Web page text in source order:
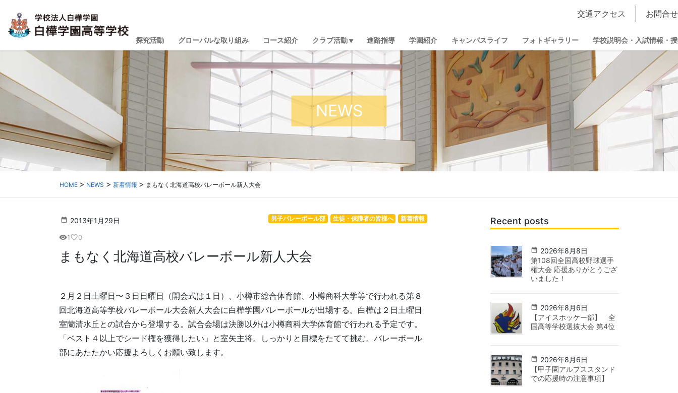
交通アクセス お問合せ
探究活動 グローバルな取り組み コース紹介 クラブ活動 進路指導 学園紹介 キャンパスライフ フォトギャラリー 学校説明会・入試情報・
NEWS
HOME NEWS 新着情報 まもなく北海道高校バレーボール新人大会
2013年1月29日 新着情報
生徒・保護者の皆様へ
男子バレーボール部
visibility1favorite_border0
まもなく北海道高校バレーボール新人大会
２月２日土曜日〜３日日曜日（開会式は１日）、小樽市総合体育館、小樽商科大学等で行われる第８
回北海道高等学校バレーボール大会新人大会に白樺学園バレーボールが出場する。白樺は２日土曜日
室蘭清水丘との試合から登場する。試合会場は決勝以外は小樽商科大学体育館で行われる予定です。
「ベスト４以上でシード権を獲得したい」と室矢主将。しっかりと目標をたてて挑む。バレーボール
部にあたたかい応援よろしくお願い致します。
Recent posts
2026年8月8日
第108回全国高校野球選手
権大会 応援ありがとうござ
いました！
2026年8月6日
【アイスホッケー部】 全
国高等学校選抜大会 第4位
2026年8月6日
【甲子園アルプススタンド
での応援時の注意事項】